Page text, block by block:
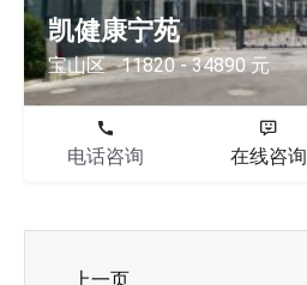
凯健康宁苑
宝山区 11820 - 34890 元
电话咨询 在线咨询
上一页